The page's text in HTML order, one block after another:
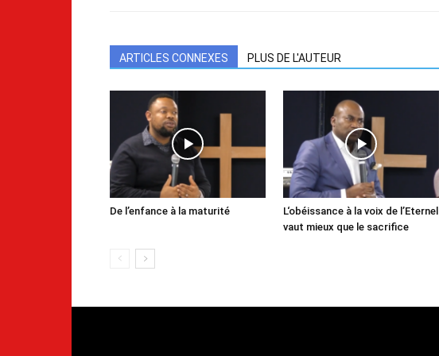
ARTICLES CONNEXES PLUS DE L'AUTEUR
De l’enfance à la maturité
L‘obéissance à la voix de l’Eternel
vaut mieux que le sacrifice